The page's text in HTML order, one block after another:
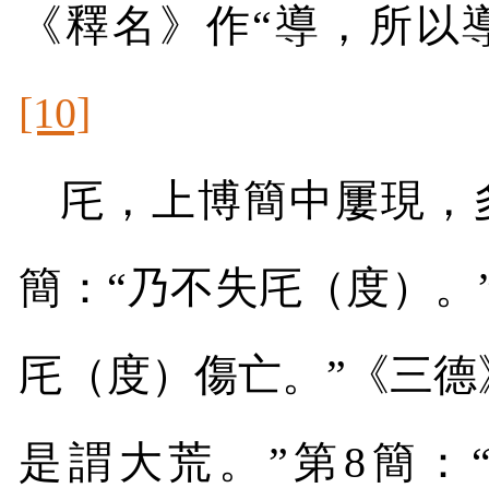
《釋名》作“導，所
[10]
厇，上博簡中屢現
簡：“乃不失厇（度）
厇（度）傷亡。”《三
是謂大荒。”第8簡：